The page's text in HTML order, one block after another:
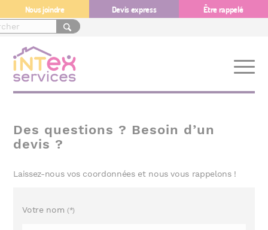
Nous joindre Devis express Être rappelé
Des questions ? Besoin d’un
devis ?
Laissez-nous vos coordonnées et nous vous rappelons !
Votre nom (*)